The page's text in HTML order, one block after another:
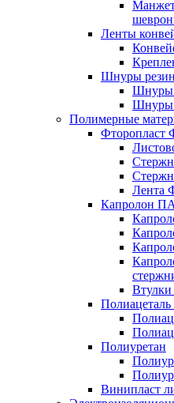
Ленты
Шнуры
Шнуры
Шнуры
Полимерные
Фторопласт
Лента
Капролон
Втулки
Полиуретан
Винипласт